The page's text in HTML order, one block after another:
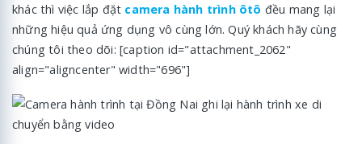
khác thì việc lắp đặt camera hành trình ôtô đều mang lại
những hiệu quả ứng dụng vô cùng lớn. Quý khách hãy cùng
chúng tôi theo dõi: [caption id="attachment_2062"
align="aligncenter" width="696"]